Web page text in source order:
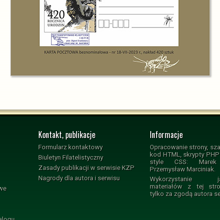
Kontakt, publikacje
Formularz kontaktowy
Biuletyn Filatelistyczny
Zasady publikacji w serwisie KZP
Nagrody dla autora i serwisu
Informacje
Opracowanie strony,
kod HTML, skrypty
style CSS: Marek
Przemysław Marciniak.
Wykorzystanie
materiałów z tej
tylko za zgodą autora